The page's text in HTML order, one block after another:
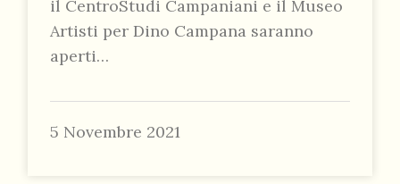
il CentroStudi Campaniani e il Museo
Artisti per Dino Campana saranno
aperti…
5 Novembre 2021